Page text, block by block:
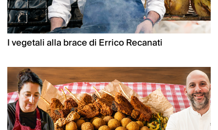
I vegetali alla brace di Errico Recanati